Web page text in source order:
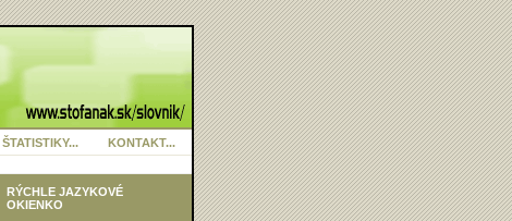
ŠTATISTIKY... KONTAKT...
RÝCHLE JAZYKOVÉ
OKIENKO